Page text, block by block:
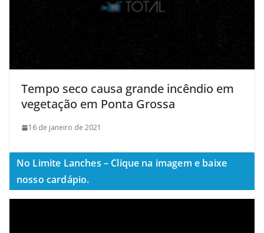
Tempo seco causa grande incêndio em
vegetação em Ponta Grossa
16 de janeiro de 2021
No Limite Lanches – Clique na imagem e baixe
nosso cardápio.